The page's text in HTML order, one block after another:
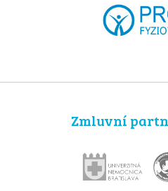
Zmluvní